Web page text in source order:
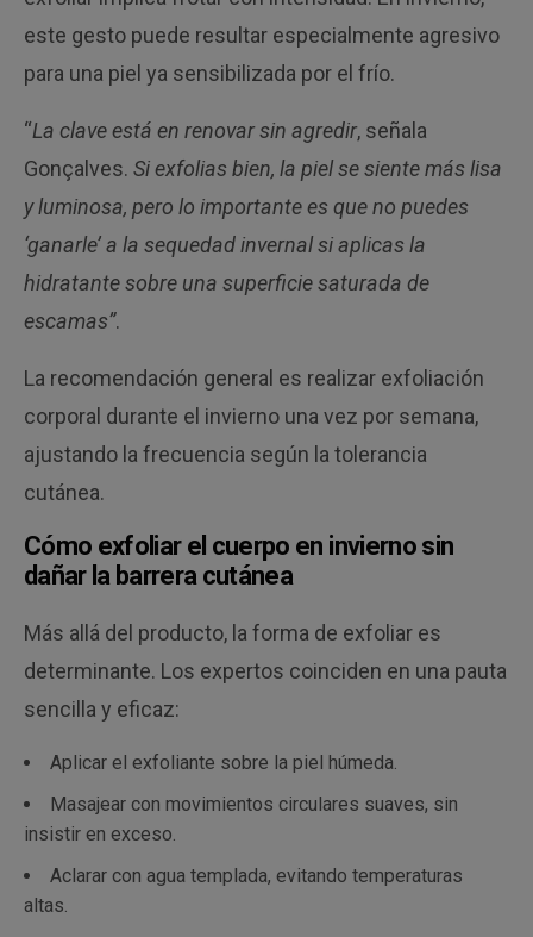
este gesto puede resultar especialmente agresivo
para una piel ya sensibilizada por el frío.
“La clave está en renovar sin agredir, señala
Gonçalves.Si exfolias bien, la piel se siente más lisa
y luminosa, pero lo importante es que no puedes
‘ganarle’ a la sequedad invernal si aplicas la
hidratante sobre una superficie saturada de
escamas”.
La recomendación general es realizar exfoliación
corporal durante el invierno una vez por semana,
ajustando la frecuencia según la tolerancia
cutánea.
Cómo exfoliar el cuerpo en invierno sin
dañar la barrera cutánea
Más allá del producto, la forma de exfoliar es
determinante. Los expertos coinciden en una pauta
sencilla y eficaz:
Aplicar el exfoliante sobre la piel húmeda.
Masajear con movimientos circulares suaves, sin
insistir en exceso.
Aclarar con agua templada, evitando temperaturas
altas.